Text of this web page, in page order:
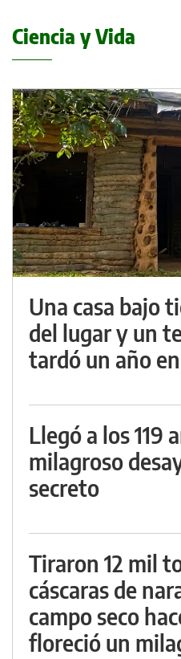
Ciencia y Vida
Una casa bajo
del lugar y un
tardó un año
Llegó a los 119
milagroso
secreto
Tiraron 12 mil
cáscaras de
campo seco
floreció un